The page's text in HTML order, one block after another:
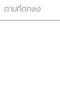
ตามที่ตกลง